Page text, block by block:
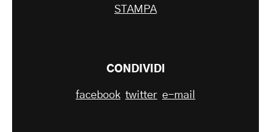
STAMPA
CONDIVIDI
facebook twitter e-mail